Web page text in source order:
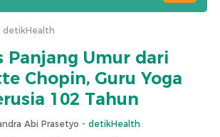
detikHealth
Panjang Umur dari
Chopin, Guru Yoga
102 Tahun
Abi Prasetyo - detikHealth